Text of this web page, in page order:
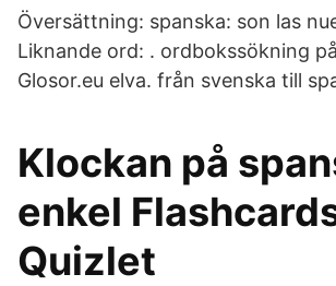
Översättning: spanska: son las
Liknande ord: . ordbokssökning
Glosor.eu elva. från svenska till
Klockan på
enkel
Quizlet